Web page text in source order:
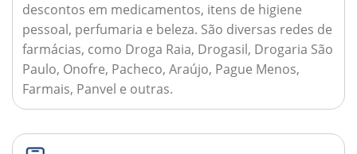
descontos em medicamentos, itens de higiene
pessoal, perfumaria e beleza. São diversas redes de
farmácias, como Droga Raia, Drogasil, Drogaria São
Paulo, Onofre, Pacheco, Araújo, Pague Menos,
Farmais, Panvel e outras.